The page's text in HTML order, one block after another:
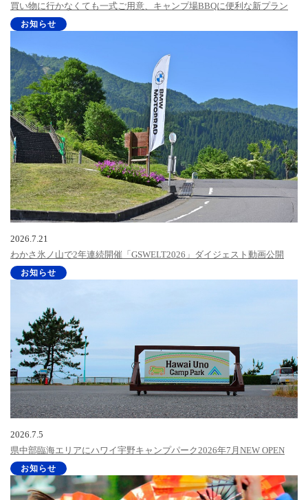
買い物に行かなくても一式ご用意、キャンプ場BBQに便利な新プラン
お知らせ
2026.7.21
わかさ氷ノ山で2年連続開催「GSWELT2026」ダイジェスト動画公開
お知らせ
2026.7.5
県中部臨海エリアにハワイ宇野キャンプパーク2026年7月NEW OPEN
お知らせ